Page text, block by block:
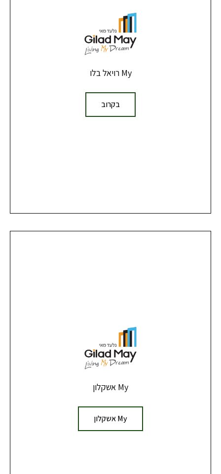
My רויאל בלו
בקרוב
My אשקלון
My אשקלון